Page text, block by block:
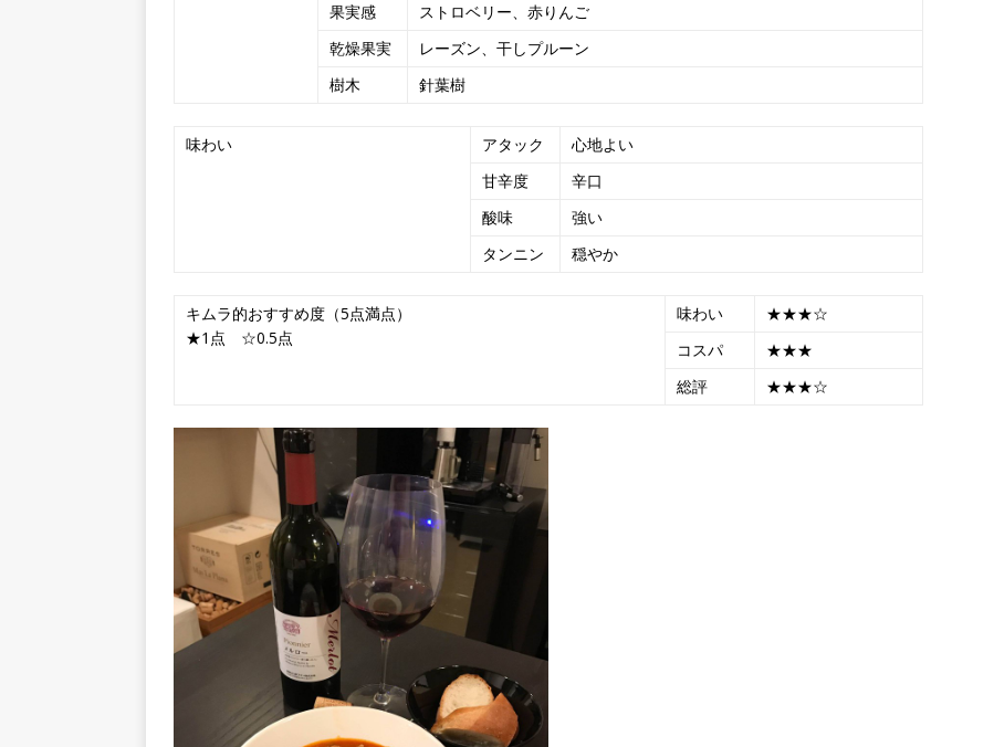
果実感
ストロベリー、赤りんご
乾燥果実
レーズン、干しプルーン
樹木
針葉樹
味わい アタック
心地よい
甘辛度
辛口
酸味
強い
タンニン
穏やか
キムラ的おすすめ度（5点満点）
★1点 ☆0.5点
味わい
★★★☆
コスパ
★★★
総評
★★★☆